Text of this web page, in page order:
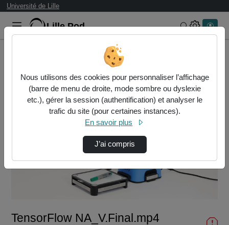
Université de Lille
Lille.Pod Rechercher
TensorFlow NA_V.Final.mp4
Lire
la
TensorFlow NA_V.Final.mp4
Nous utilisons des cookies pour personnaliser l’affichage
(barre de menu de droite, mode sombre ou dyslexie
etc.), gérer la session (authentification) et analyser le
trafic du site (pour certaines instances).
En savoir plus
J’ai compris